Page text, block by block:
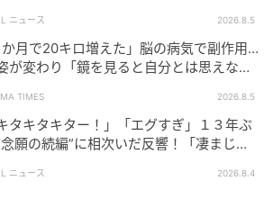
ニュース 2026.8.5
1か月で20キロ増えた」脳の病気で副作用…
が変わり「鏡を見ると自分とは思えなか
TIMES 2026.8.5
キタキタキター！」「エグすぎ」１３年ぶ
念願の続編”に相次いだ反響！「凄まじく
ニュース 2026.8.4